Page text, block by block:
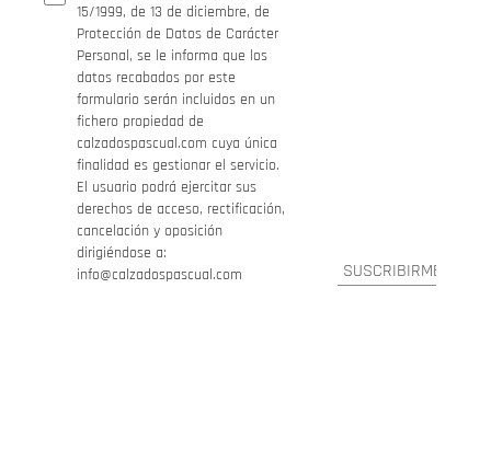
15/1999, de 13 de diciembre, de
Protección de Datos de Carácter
Personal, se le informa que los
datos recabados por este
formulario serán incluidos en un
fichero propiedad de
calzadospascual.com cuya única
finalidad es gestionar el servicio.
El usuario podrá ejercitar sus
derechos de acceso, rectificación,
cancelación y oposición
dirigiéndose a:
info@calzadospascual.com